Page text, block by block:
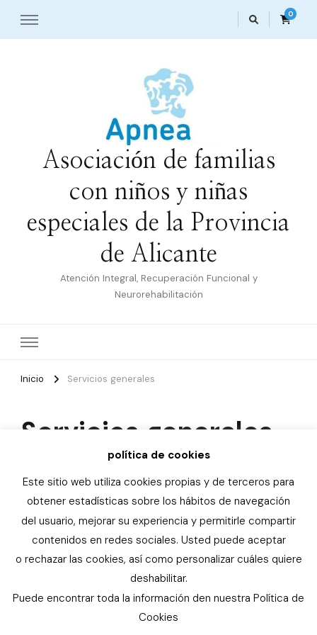
0
Asociación de familias
con niños y niñas
especiales de la Provincia
de Alicante
Atención Integral, Recuperación Funcional y
Neurorehabilitación
Inicio Servicios generales
Servicios generales
© Copyright 2026Asociación de familias con niños y
niñas especiales de la Provincia de Alicante . Todos los
derechos reservados. Elegant Fashion | Desarrollado por
Rara Themes
. Funciona con WordPress
Política de
política de cookies
Este sitio web utiliza cookies propias y de terceros para
obtener estadísticas sobre los hábitos de navegación
del usuario, mejorar su experiencia y permitirle compartir
contenidos en redes sociales. Usted puede aceptar
o rechazar las cookies, así como personalizar cuáles quiere
deshabilitar.
Puede encontrar toda la información den nuestra Política de
Cookies